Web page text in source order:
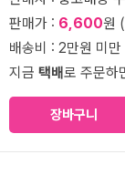
판매가 : 6,600원
배송비 : 2만원 미
지금 택배로 주문하
장바구니